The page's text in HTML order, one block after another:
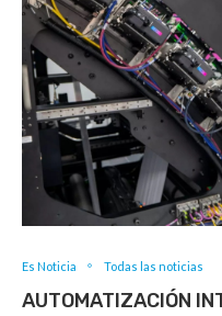
Es Noticia Todas las noticias
AUTOMATIZACIÓN